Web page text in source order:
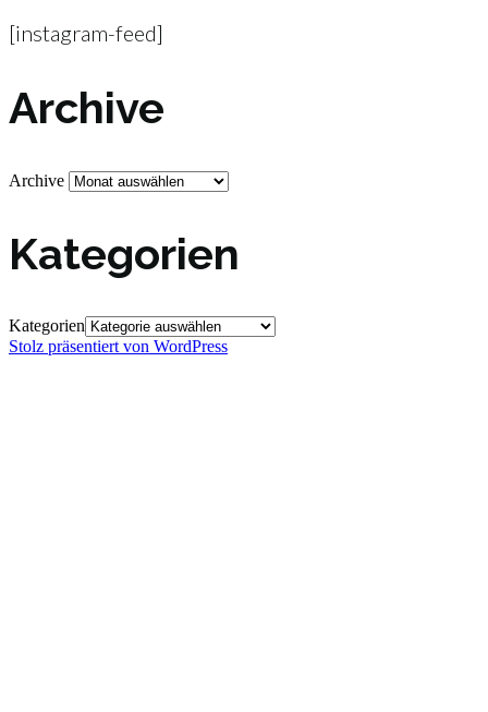
[instagram-feed]
Archive
Archive
Kategorien
Kategorien
Stolz präsentiert von WordPress